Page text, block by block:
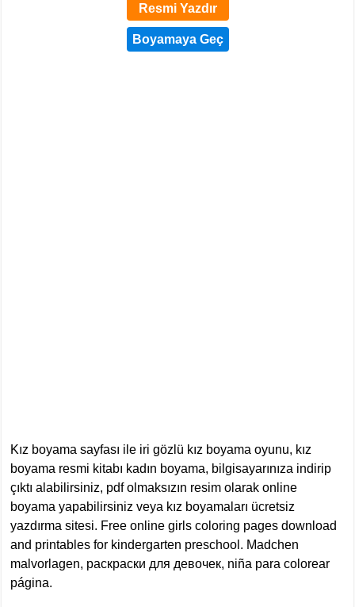
Resmi Yazdır
Kız boyama sayfası ile iri gözlü kız boyama oyunu, kız
boyama resmi kitabı kadın boyama, bilgisayarınıza indirip
çıktı alabilirsiniz, pdf olmaksızın resim olarak online
boyama yapabilirsiniz veya kız boyamaları ücretsiz
yazdırma sitesi. Free online girls coloring pages download
and printables for kindergarten preschool. Madchen
malvorlagen, раскраски для девочек, niña para colorear
página.